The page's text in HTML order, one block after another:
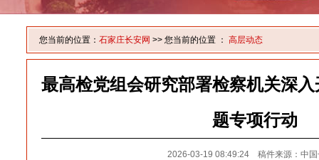
您当前的位置： 石家庄长安网 >> 您当前的位置 ： 高层动态
最高检党组会研究部署检察机关深
题专项行动
2026-03-19 08:49:24 稿件来源：中国